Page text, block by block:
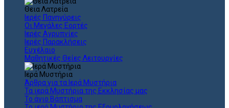
Θεια Λατρεία
Ιερές Πανηγύρεις
Οι Μεγάλες Εορτές
Ιερές Αγρυπνίες
Ιερές Παρακλήσεις
Ευχέλαιο
Μαθητικές Θείες Λειτουργίες
Ιερά Μυστήρια
Άρθρα για τα Ιερά Μυστήρια
Τα ιερά Μυστήρια της Εκκλησίας μας
Το άγιο Βάπτισμα